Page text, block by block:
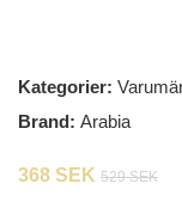
Kategorier:
Brand: Arabia
368 SEK 529 SEK